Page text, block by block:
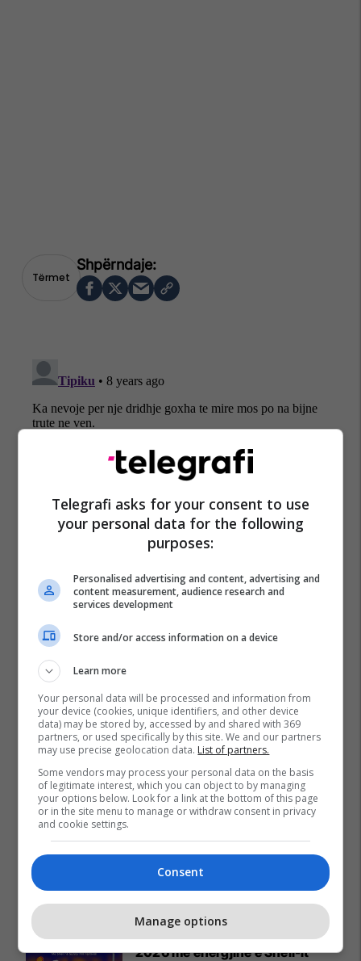
Tërmet
Promo Reklamo këtu
mobil në Kosovë, arrin kulmin
prej 60 Gbps
IPKO
2026 me energjinë e Shell-it
Telegrafi asks for your consent to use
your personal data for the following
purposes:
Personalised advertising and content, advertising and
content measurement, audience research and
services development
Store and/or access information on a device
Learn more
Your personal data will be processed and information from
your device (cookies, unique identifiers, and other device
data) may be stored by, accessed by and shared with 369
partners, or used specifically by this site. We and our partners
may use precise geolocation data. List of partners.
Some vendors may process your personal data on the basis
of legitimate interest, which you can object to by managing
your options below. Look for a link at the bottom of this page
or in the site menu to manage or withdraw consent in privacy
and cookie settings.
Consent
Manage options